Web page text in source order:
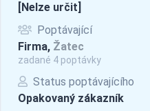
[Nelze určit]
Poptávající
Firma, Žatec
zadané 4 poptávky
Status poptávajícího
Opakovaný zákazník